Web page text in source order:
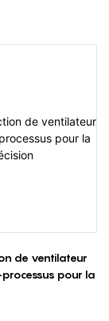
de ventilateur
pour la